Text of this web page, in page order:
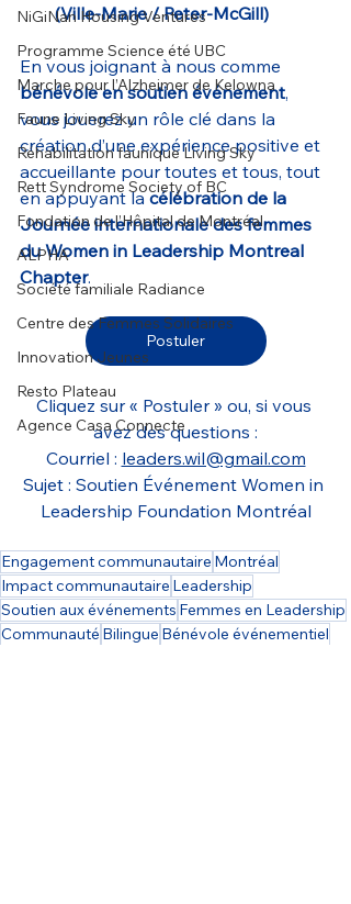
NiGiNan Housing Ventures
Programme Science été UBC
Marche pour l’Alzheimer de Kelowna
Faune Living Sky
Réhabilitation faunique Living Sky
Rett Syndrome Society of BC
Fondation de l’Hôpital de Montréal
ALPHA
Société familiale Radiance
Centre des Femmes Solidaires
Innovation Jeunes
Resto Plateau
Agence Casa Connecte
(Ville-Marie / Peter-McGill)
En vous joignant à nous comme
bénévole en soutien événement,
vous jouerez un rôle clé dans la
création d’une expérience positive et
accueillante pour toutes et tous, tout
en appuyant la célébration de la
Journée internationale des femmes
du Women in Leadership Montreal
Chapter.
Postuler
Cliquez sur « Postuler » ou, si vous
avez des questions :
Courriel : leaders.wil@gmail.com
Sujet : Soutien Événement Women in
Leadership Foundation Montréal
Engagement communautaire Montréal
Impact communautaire Leadership
Soutien aux événements Femmes en Leadership
Communauté Bilingue Bénévole événementiel